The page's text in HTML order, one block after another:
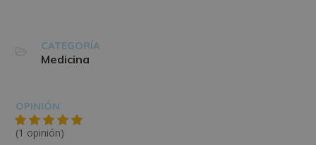
CATEGORÍA
Medicina
OPINIÓN
(1 opinión)